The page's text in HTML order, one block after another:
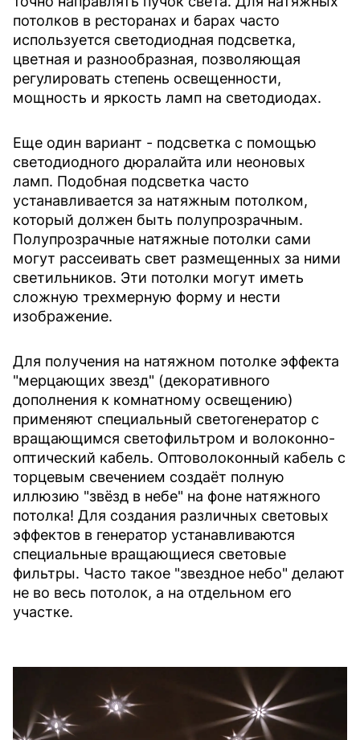
потолков в ресторанах и барах часто
используется светодиодная подсветка,
цветная и разнообразная, позволяющая
регулировать степень освещенности,
мощность и яркость ламп на светодиодах.
Еще один вариант - подсветка с помощью
светодиодного дюралайта или неоновых
ламп. Подобная подсветка часто
устанавливается за натяжным потолком,
который должен быть полупрозрачным.
Полупрозрачные натяжные потолки сами
могут рассеивать свет размещенных за ними
светильников. Эти потолки могут иметь
сложную трехмерную форму и нести
изображение.
Для получения на натяжном потолке эффекта
"мерцающих звезд" (декоративного
дополнения к комнатному освещению)
применяют специальный светогенератор с
вращающимся светофильтром и волоконно-
оптический кабель. Оптоволоконный кабель с
торцевым свечением создаёт полную
иллюзию "звёзд в небе" на фоне натяжного
потолка! Для создания различных световых
эффектов в генератор устанавливаются
специальные вращающиеся световые
фильтры. Часто такое "звездное небо" делают
не во весь потолок, а на отдельном его
участке.